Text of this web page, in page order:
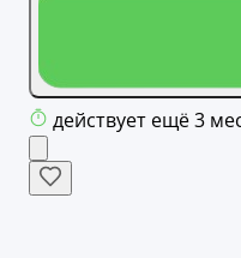
действует ещё 3